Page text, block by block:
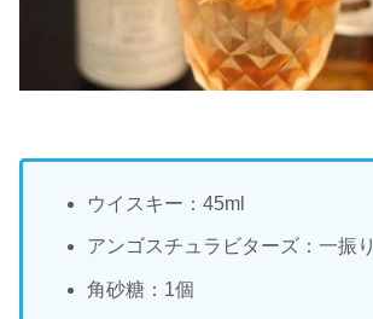
ウイスキー：45ml
アンゴスチュラビターズ：一振り
角砂糖：1個